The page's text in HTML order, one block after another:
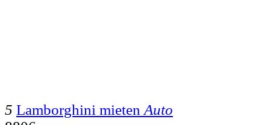
5 Lamborghini mieten Auto